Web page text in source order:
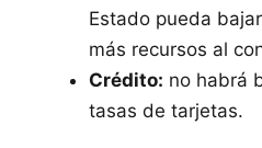
Estado pueda
más recursos al
Crédito: no habrá
tasas de tarjetas.